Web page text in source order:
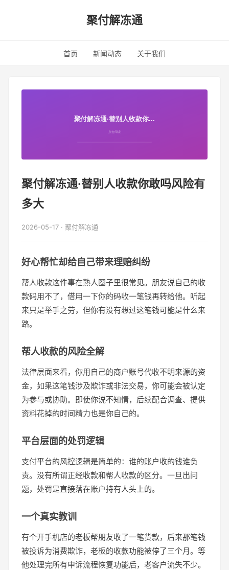
聚付解冻通
首页 新闻动态 关于我们
聚付解冻通·替别人收款你敢吗风险有
多大
2026-05-17 · 聚付解冻通
好心帮忙却给自己带来理赔纠纷
帮人收款这件事在熟人圈子里很常见。朋友说自己的收
款码用不了，借用一下你的码收一笔钱再转给他。听起
来只是举手之劳，但你有没有想过这笔钱可能是什么来
路。
帮人收款的风险全解
法律层面来看，你用自己的商户账号代收不明来源的资
金，如果这笔钱涉及欺诈或非法交易，你可能会被认定
为参与或协助。即使你说不知情，后续配合调查、提供
资料花掉的时间精力也是你自己的。
平台层面的处罚逻辑
支付平台的风控逻辑是简单的：谁的账户收的钱谁负
责。没有所谓正经收款和帮人收款的区分。一旦出问
题，处罚是直接落在账户持有人头上的。
一个真实教训
有个开手机店的老板帮朋友收了一笔货款，后来那笔钱
被投诉为消费欺诈，老板的收款功能被停了三个月。等
他处理完所有申诉流程恢复功能后，老客户流失不少。